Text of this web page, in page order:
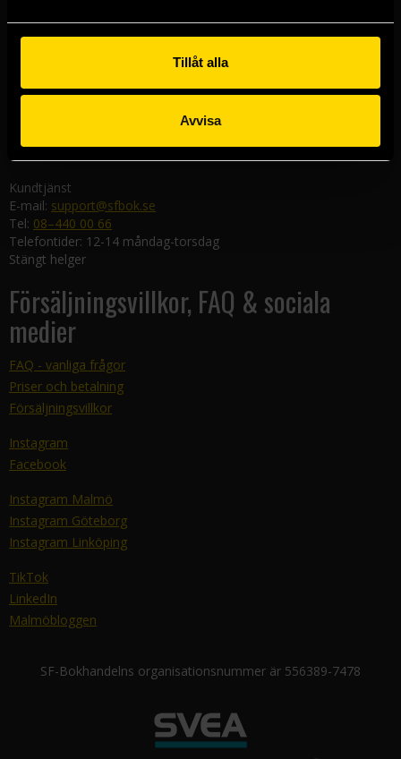
Tillåt alla
Avvisa
Malmöbutiken
582 19 Linköping
Kundtjänst
E-mail: support@sfbok.se
Tel: 08–440 00 66
Telefontider: 12-14 måndag-torsdag
Stängt helger
Försäljningsvillkor, FAQ & sociala
medier
FAQ - vanliga frågor
Priser och betalning
Försäljningsvillkor
Instagram
Facebook
Instagram Malmö
Instagram Göteborg
Instagram Linköping
TikTok
LinkedIn
Malmöbloggen
SF-Bokhandelns organisationsnummer är 556389-7478